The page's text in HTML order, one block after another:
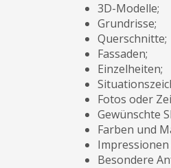
3D-Modelle;
Grundrisse;
Querschnitte;
Fassaden;
Einzelheiten;
Fotos oder
Gewünschte
Farben und
Besondere